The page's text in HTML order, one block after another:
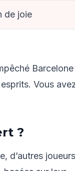
de joie
Vous
?
d’autres joueurs